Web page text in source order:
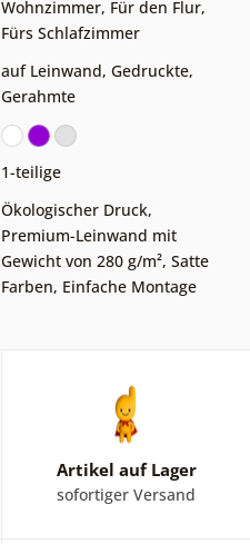
Wohnzimmer, Für den Flur,
Fürs Schlafzimmer
auf Leinwand, Gedruckte,
Gerahmte
1-teilige
Ökologischer Druck,
Premium-Leinwand mit
Gewicht von 280 g/m², Satte
Farben, Einfache Montage
Artikel auf Lager
sofortiger Versand